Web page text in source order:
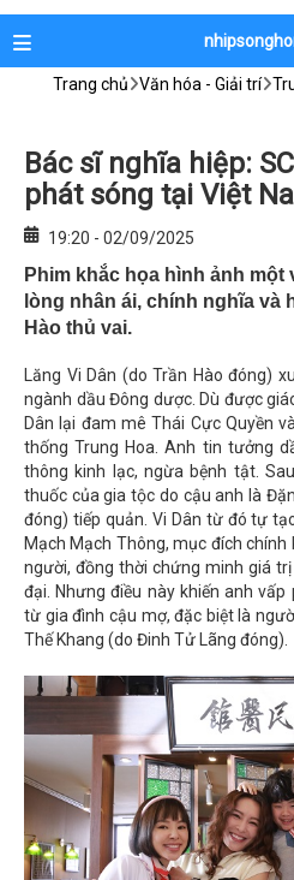
Trang chủ Văn hóa - Giải trí
Bác sĩ nghĩa hiệp:
phát sóng tại Việt
19:20 - 02/09/2025
Phim khắc họa hình ảnh
lòng nhân ái, chính nghĩa và
Hào thủ vai.
Lăng Vi Dân (do Trần Hào đóng)
ngành dầu Đông dược. Dù được
Dân lại đam mê Thái Cực Quyền
thống Trung Hoa. Anh tin tưởng
thông kinh lạc, ngừa bệnh tật.
thuốc của gia tộc do cậu anh là
đóng) tiếp quản. Vi Dân từ đó tự
Mạch Mạch Thông, mục đích
người, đồng thời chứng minh giá
đại. Nhưng điều này khiến anh
từ gia đình cậu mợ, đặc biệt là
Thế Khang (do Đinh Tử Lãng đóng).